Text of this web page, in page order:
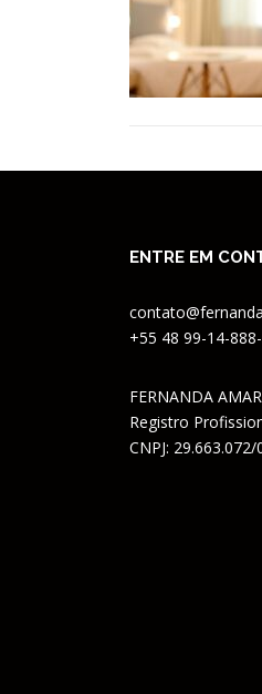
ENTRE EM
+55 48 99-14-
FERNANDA
Registro
CNPJ: